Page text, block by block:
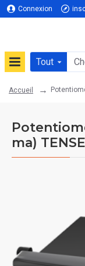
Connexion
Tout
Accueil
ma)